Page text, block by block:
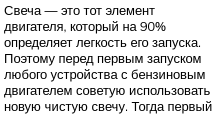
Свеча — это тот элемент
двигателя, который на 90%
определяет легкость его запуска.
Поэтому перед первым запуском
любого устройства с бензиновым
двигателем советую использовать
новую чистую свечу. Тогда первый